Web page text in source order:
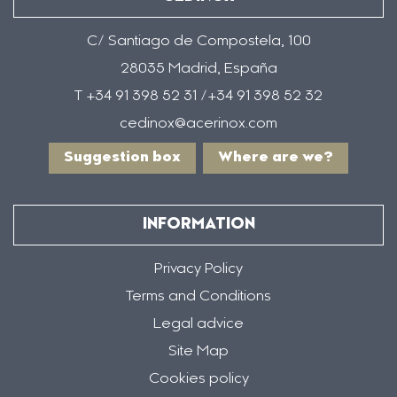
C/ Santiago de Compostela, 100
28035 Madrid, España
T +34 91 398 52 31 /+34 91 398 52 32
cedinox@acerinox.com
Suggestion box Where are we?
INFORMATION
Privacy Policy
Terms and Conditions
Legal advice
Site Map
Cookies policy